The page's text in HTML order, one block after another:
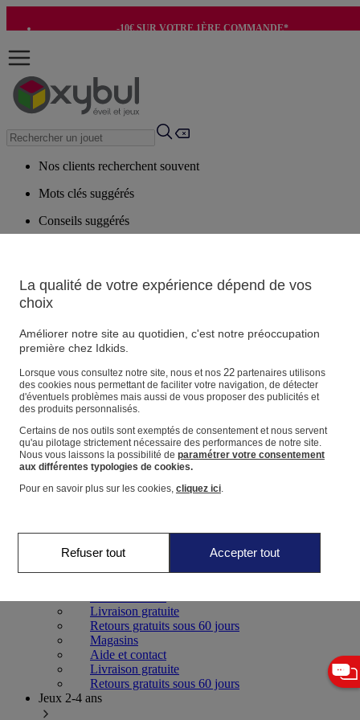
-10€ SUR VOTRE 1ÈRE COMMANDE*
Nos clients recherchent souvent
Mots clés suggérés
Conseils suggérés
Suivre une commande
Magasin
Panier
Favoris
Livraison gratuite
Retours gratuits sous 60 jours
Magasins
Aide et contact
Livraison gratuite
Retours gratuits sous 60 jours
Jeux 2-4 ans
La qualité de votre expérience dépend de vos
choix
Améliorer notre site au quotidien, c'est notre préoccupation
première chez Idkids.
Lorsque vous consultez notre site, nous et nos 22partenaires utilisons
des cookies nous permettant de faciliter votre navigation, de détecter
d'éventuels problèmes mais aussi de vous proposer des publicités et
des produits personnalisés.
Certains de nos outils sont exemptés de consentement et nous servent
qu'au pilotage strictement nécessaire des performances de notre site.
Nous vous laissons la possibilité de paramétrer votre consentement
aux différentes typologies de cookies.
Pour en savoir plus sur les cookies, cliquez ici.
Refuser tout Accepter tout